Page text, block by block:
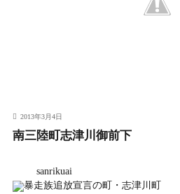
2013年3月4日
南三陸町志津川御前下
sanrikuai